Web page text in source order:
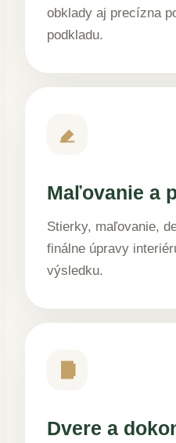
obklady aj precízna
podkladu.
Maľovanie a
Stierky, maľovanie,
finálne úpravy
výsledku.
Dvere a